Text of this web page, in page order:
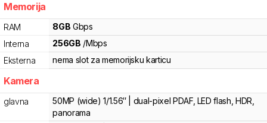
Memorija
RAM 8GB Gbps
Interna
256GB /Mbps
Eksterna
nema slot za memorijsku karticu
Kamera
glavna
50MP (wide) 1/1.56″ | dual-pixel PDAF, LED flash, HDR,
panorama